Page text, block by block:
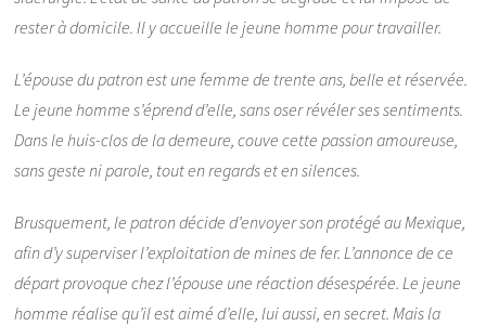
rester à domicile. Il y accueille le jeune homme pour travailler.
L’épouse du patron est une femme de trente ans, belle et réservée.
Le jeune homme s’éprend d’elle, sans oser révéler ses sentiments.
Dans le huis-clos de la demeure, couve cette passion amoureuse,
sans geste ni parole, tout en regards et en silences.
Brusquement, le patron décide d’envoyer son protégé au Mexique,
afin d’y superviser l’exploitation de mines de fer. L’annonce de ce
départ provoque chez l’épouse une réaction désespérée. Le jeune
homme réalise qu’il est aimé d’elle, lui aussi, en secret. Mais la